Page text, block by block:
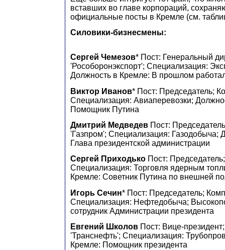
вставших во главе корпораций,
официальные посты в Кремле (см.
Силовики-бизнесмены:
Сергей Чемезов* Пост: Генеральный
'Рособоронэкспорт'; Специализация:
Должность в Кремле: В прошлом
Виктор Иванов* Пост: Председатель;
Специализация: Авиаперевозки;
Помощник Путина
Дмитрий Медведев Пост:
'Газпром'; Специализация: Газодобыча;
Глава президентской администрации
Сергей Приходько Пост:
Специализация: Торговля ядерным
Кремле: Советник Путина по внешней
Игорь Сечин* Пост: Председатель;
Специализация: Нефтедобыча;
сотрудник Администрации президента
Евгений Школов Пост: Вице-
'Транснефть'; Специализация:
Кремле: Помощник президента